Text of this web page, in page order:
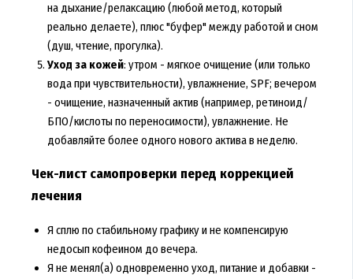
на дыхание/релаксацию (любой метод, который
реально делаете), плюс "буфер" между работой и сном
(душ, чтение, прогулка).
Уход за кожей: утром - мягкое очищение (или только
вода при чувствительности), увлажнение, SPF; вечером
- очищение, назначенный актив (например, ретиноид/
БПО/кислоты по переносимости), увлажнение. Не
добавляйте более одного нового актива в неделю.
Чек-лист самопроверки перед коррекцией
лечения
Я сплю по стабильному графику и не компенсирую
недосып кофеином до вечера.
Я не менял(а) одновременно уход, питание и добавки -